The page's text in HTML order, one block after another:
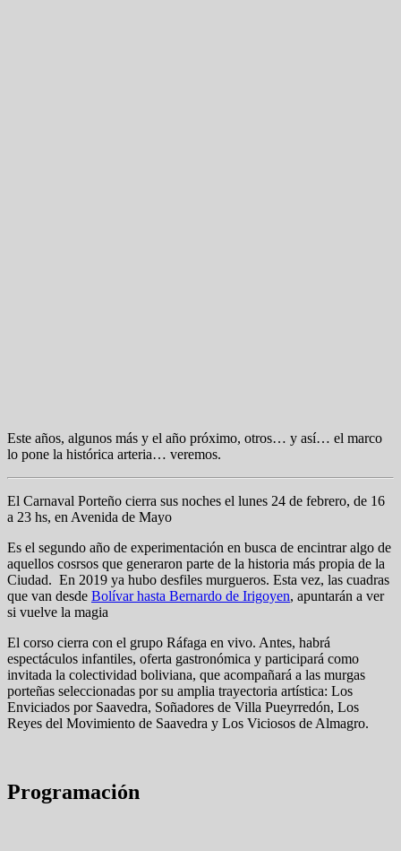
Este años, algunos más y el año próximo, otros… y así… el marco
lo pone la histórica arteria… veremos.
El Carnaval Porteño cierra sus noches el lunes 24 de febrero, de 16
a 23 hs, en Avenida de Mayo
Es el segundo año de experimentación en busca de encintrar algo de
aquellos cosrsos que generaron parte de la historia más propia de la
Ciudad. En 2019 ya hubo desfiles murgueros. Esta vez, las cuadras
que van desde Bolívar hasta Bernardo de Irigoyen, apuntarán a ver
si vuelve la magia
El corso cierra con el grupo Ráfaga en vivo. Antes, habrá
espectáculos infantiles, oferta gastronómica y participará como
invitada la colectividad boliviana, que acompañará a las murgas
porteñas seleccionadas por su amplia trayectoria artística: Los
Enviciados por Saavedra, Soñadores de Villa Pueyrredón, Los
Reyes del Movimiento de Saavedra y Los Viciosos de Almagro.
Programación